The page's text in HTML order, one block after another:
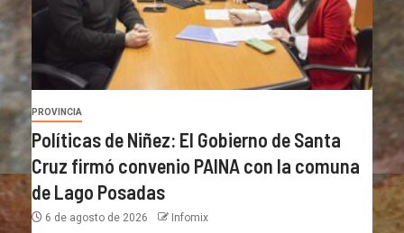
PROVINCIA
Políticas de Niñez: El Gobierno de Santa
Cruz firmó convenio PAINA con la comuna
de Lago Posadas
6 de agosto de 2026 Infomix